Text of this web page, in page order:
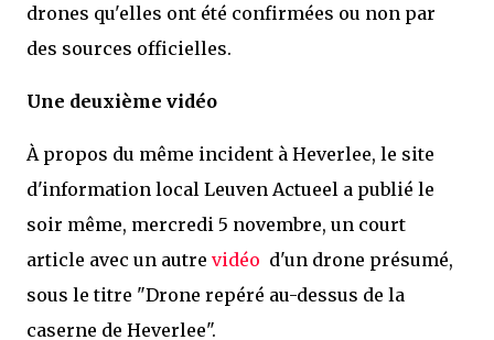
drones qu'elles ont été confirmées ou non par
des sources officielles.
Une deuxième vidéo
À propos du même incident à Heverlee, le site
d'information local Leuven Actueel a publié le
soir même, mercredi 5 novembre, un court
article avec un autre vidéo d'un drone présumé,
sous le titre "Drone repéré au-dessus de la
caserne de Heverlee".